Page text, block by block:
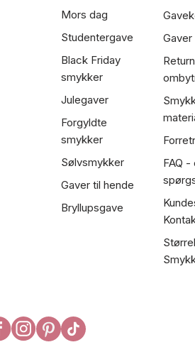
Mors dag
Studentergave
Black Friday
smykker
Julegaver
Forgyldte
smykker
Sølvsmykker
Gaver til hende
Bryllupsgave
FAQ